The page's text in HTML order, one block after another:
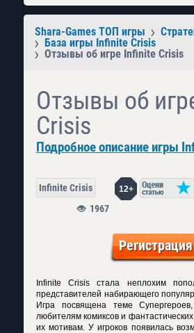
Shara-Games ТОП игры
База игры Infinite Crisis
Отзывы об игре Infinite Crisis
Отзывы об
Crisis
Подробное описание игры
Infinite Crisis 12+
1967
Регистрация
Infinite Crisis стала неплохим
представителей набирающего
Игра посвящена теме
любителям комиксов и
их мотивам. У игроков появилась